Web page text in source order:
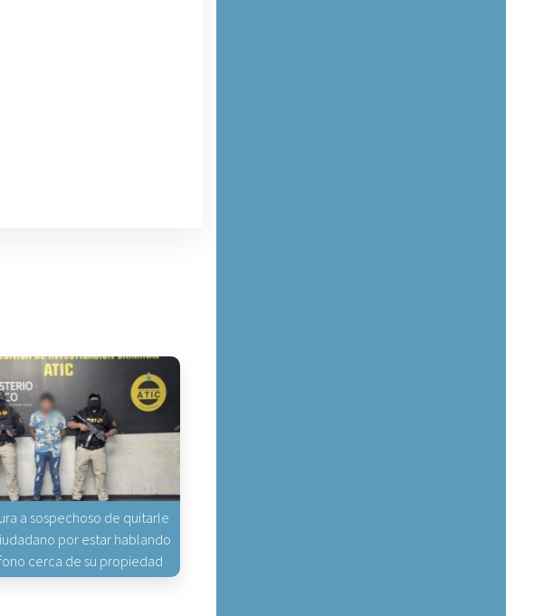
a sospechoso de quitarle
por estar hablando
cerca de su propiedad